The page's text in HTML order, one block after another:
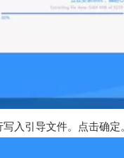
入引导文件。点击确定